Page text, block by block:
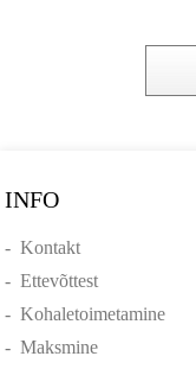
INFO
-Kontakt
-Ettevõttest
-Kohaletoimetamine
-Maksmine